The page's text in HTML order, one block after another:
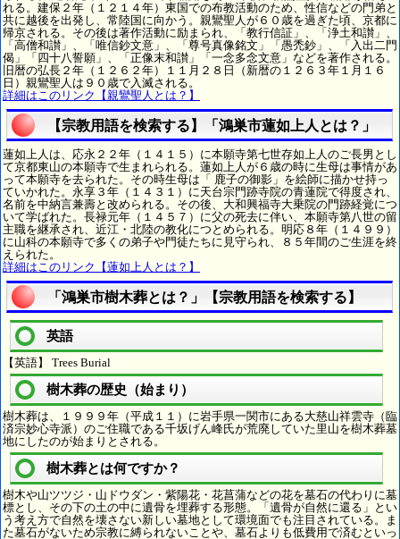
れる。建保２年（１２１４年）東国での布教活動のため、性信などの門弟と
共に越後を出発し、常陸国に向かう。親鸞聖人が６０歳を過ぎた頃、京都に
帰京される。その後は著作活動に励まられ、「教行信証」、「浄土和讃」、
「高僧和讃」、「唯信鈔文意」、「尊号真像銘文」「愚禿鈔」、「入出二門
偈」「四十八誓願」、「正像末和讃」「一念多念文意」などを著作される。
旧暦の弘長２年（１２６２年）１１月２８日（新暦の１２６３年１月１６
日）親鸞聖人は９０歳で入滅される。
詳細はこのリンク【親鸞聖人とは？】
【宗教用語を検索する】「鴻巣市蓮如上人とは？」
蓮如上人は、応永２２年（１４１５）に本願寺第七世存如上人のご長男とし
て京都東山の本願寺で生まれられる。蓮如上人が６歳の時に生母は事情があ
って本願寺を去られた。その時生母は「 鹿子の御影」を絵師に描かせ持っ
ていかれた。永享３年（１４３１）に天台宗門跡寺院の青蓮院で得度され、
名前を中納言兼壽と改められる。その後、大和興福寺大乗院の門跡経覚につ
いて学ばれた。長禄元年（１４５７）に父の死去に伴い、本願寺第八世の留
主職を継承され、近江・北陸の教化につとめられる。明応８年（１４９９）
に山科の本願寺で多くの弟子や門徒たちに見守られ、８５年間のご生涯を終
えられた。
詳細はこのリンク【蓮如上人とは？】
「鴻巣市樹木葬とは？」【宗教用語を検索する】
英語
【英語】 Trees Burial
樹木葬の歴史（始まり）
樹木葬は、１９９９年（平成１１）に岩手県一関市にある大慈山祥雲寺（臨
済宗妙心寺派）のご住職である千坂げん峰氏が荒廃していた里山を樹木葬墓
地にしたのが始まりとされる。
樹木葬とは何ですか？
樹木や山ツツジ・山ドウダン・紫陽花・花菖蒲などの花を墓石の代わりに墓
標とし、その下の土の中に遺骨を埋葬する形態。「遺骨が自然に還る」とい
う考え方で自然を壊さない新しい墓地として環境面でも注目されている。ま
た墓石がないため宗教に縛られないことや、墓石よりも低費用で済むといっ